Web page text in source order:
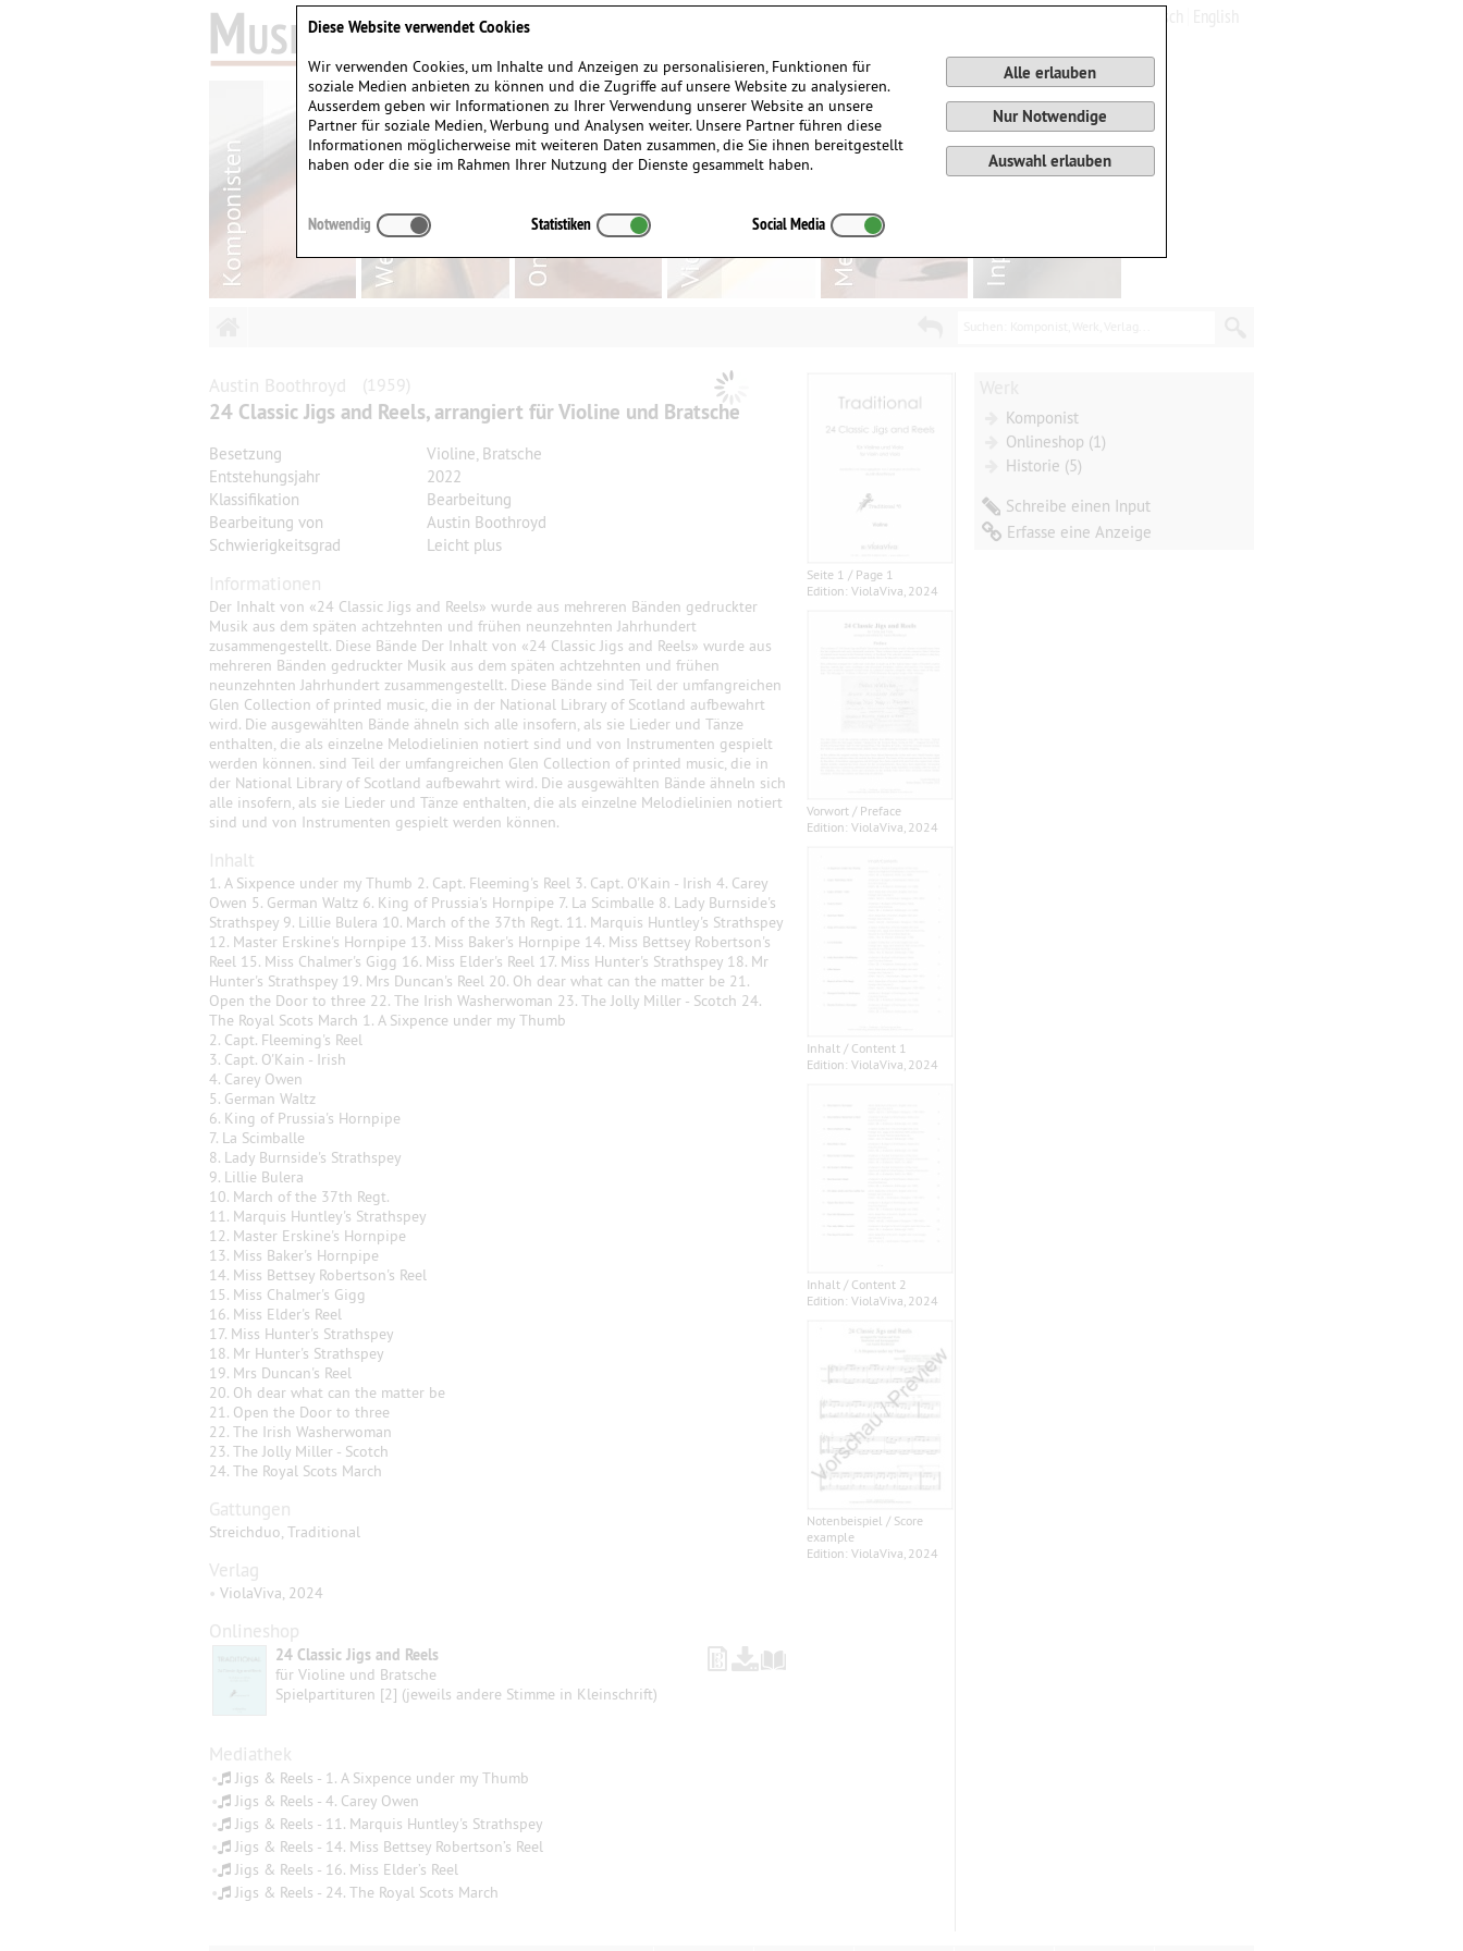
Austin Boothroyd (1959)
24 Classic Jigs and Reels, arrangiert für Violine und Bratsche
Besetzung
Violine, Bratsche
Entstehungsjahr
2022
Klassifikation
Bearbeitung
Bearbeitung von
Austin Boothroyd
Schwierigkeitsgrad
Leicht plus
Informationen
Der Inhalt von «24 Classic Jigs and Reels» wurde aus mehreren Bänden gedruckter
Musik aus dem späten achtzehnten und frühen neunzehnten Jahrhundert
zusammengestellt. Diese Bände Der Inhalt von «24 Classic Jigs and Reels» wurde aus
mehreren Bänden gedruckter Musik aus dem späten achtzehnten und frühen
neunzehnten Jahrhundert zusammengestellt. Diese Bände sind Teil der umfangreichen
Glen Collection of printed music, die in der National Library of Scotland aufbewahrt
wird. Die ausgewählten Bände ähneln sich alle insofern, als sie Lieder und Tänze
enthalten, die als einzelne Melodielinien notiert sind und von Instrumenten gespielt
werden können. sind Teil der umfangreichen Glen Collection of printed music, die in
der National Library of Scotland aufbewahrt wird. Die ausgewählten Bände ähneln sich
alle insofern, als sie Lieder und Tänze enthalten, die als einzelne Melodielinien notiert
sind und von Instrumenten gespielt werden können.
Inhalt
1. A Sixpence under my Thumb 2. Capt. Fleeming's Reel 3. Capt. O'Kain - Irish 4. Carey
Owen 5. German Waltz 6. King of Prussia's Hornpipe 7. La Scimballe 8. Lady Burnside's
Strathspey 9. Lillie Bulera 10. March of the 37th Regt. 11. Marquis Huntley's Strathspey
12. Master Erskine's Hornpipe 13. Miss Baker's Hornpipe 14. Miss Bettsey Robertson's
Reel 15. Miss Chalmer's Gigg 16. Miss Elder's Reel 17. Miss Hunter's Strathspey 18. Mr
Hunter's Strathspey 19. Mrs Duncan's Reel 20. Oh dear what can the matter be 21.
Open the Door to three 22. The Irish Washerwoman 23. The Jolly Miller - Scotch 24.
The Royal Scots March 1. A Sixpence under my Thumb
2. Capt. Fleeming's Reel
3. Capt. O'Kain - Irish
4. Carey Owen
5. German Waltz
6. King of Prussia's Hornpipe
7. La Scimballe
8. Lady Burnside's Strathspey
9. Lillie Bulera
10. March of the 37th Regt.
11. Marquis Huntley's Strathspey
12. Master Erskine's Hornpipe
13. Miss Baker's Hornpipe
14. Miss Bettsey Robertson's Reel
15. Miss Chalmer's Gigg
16. Miss Elder's Reel
17. Miss Hunter's Strathspey
18. Mr Hunter's Strathspey
19. Mrs Duncan's Reel
20. Oh dear what can the matter be
21. Open the Door to three
22. The Irish Washerwoman
23. The Jolly Miller - Scotch
24. The Royal Scots March
Gattungen
Streichduo, Traditional
Verlag
• ViolaViva, 2024
Onlineshop
24 Classic Jigs and Reels
für Violine und Bratsche
Spielpartituren [2] (jeweils andere Stimme in Kleinschrift)
Mediathek
•
Jigs & Reels - 1. A Sixpence under my Thumb
•
Jigs & Reels - 4. Carey Owen
•
Jigs & Reels - 11. Marquis Huntley's Strathspey
•
Jigs & Reels - 14. Miss Bettsey Robertson’s Reel
•
Jigs & Reels - 16. Miss Elder’s Reel
•
Jigs & Reels - 24. The Royal Scots March
Seite 1 / Page 1
Edition: ViolaViva, 2024
Vorwort / Preface
Edition: ViolaViva, 2024
Inhalt / Content 1
Edition: ViolaViva, 2024
Inhalt / Content 2
Edition: ViolaViva, 2024
Notenbeispiel / Score
example
Edition: ViolaViva, 2024
Komponist
Onlineshop (1)
Historie (5)
Schreibe einen Input
Erfasse eine Anzeige
Diese Website verwendet Cookies
Wir verwenden Cookies, um Inhalte und Anzeigen zu personalisieren, Funktionen für
soziale Medien anbieten zu können und die Zugriffe auf unsere Website zu analysieren.
Ausserdem geben wir Informationen zu Ihrer Verwendung unserer Website an unsere
Partner für soziale Medien, Werbung und Analysen weiter. Unsere Partner führen diese
Informationen möglicherweise mit weiteren Daten zusammen, die Sie ihnen bereitgestellt
haben oder die sie im Rahmen Ihrer Nutzung der Dienste gesammelt haben.
Alle erlauben
Nur Notwendige
Auswahl erlauben
Notwendig Statistiken Social Media